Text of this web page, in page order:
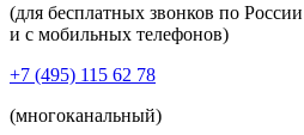
(для бесплатных звонков по России
и с мобильных телефонов)
+7 (495) 115 62 78
(многоканальный)